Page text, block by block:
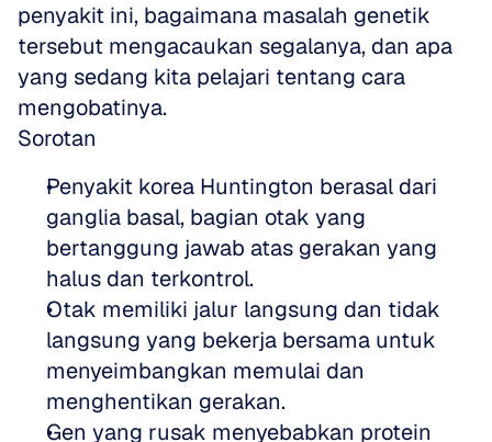
penyakit ini, bagaimana masalah genetik
tersebut mengacaukan segalanya, dan apa
yang sedang kita pelajari tentang cara
mengobatinya.
Sorotan
Penyakit korea Huntington berasal dari
ganglia basal, bagian otak yang
bertanggung jawab atas gerakan yang
halus dan terkontrol.
Otak memiliki jalur langsung dan tidak
langsung yang bekerja bersama untuk
menyeimbangkan memulai dan
menghentikan gerakan.
Gen yang rusak menyebabkan protein